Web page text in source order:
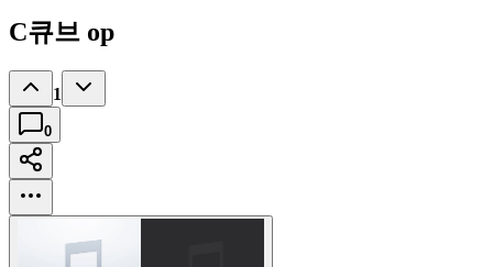
C큐브 op
1
0